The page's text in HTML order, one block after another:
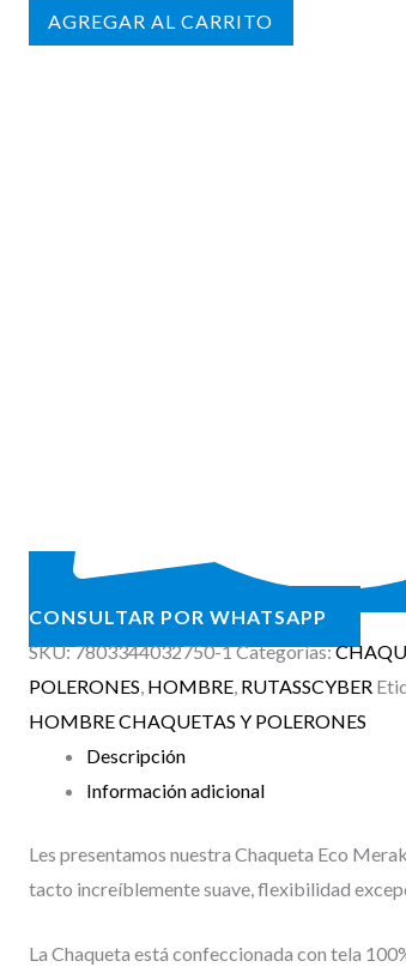
AÑADIR AL CARRITO
CONSULTAR POR WHATSAPP
SKU:7803344032750-1Categorías:
POLERONES HOMBRE, RUTASSCYBER
HOMBRE CHAQUETAS Y POLERONES
Descripción
Información adicional
Les presentamos nuestra Chaqueta Eco
tacto increíblemente suave, flexibilidad
La Chaqueta está confeccionada con tela